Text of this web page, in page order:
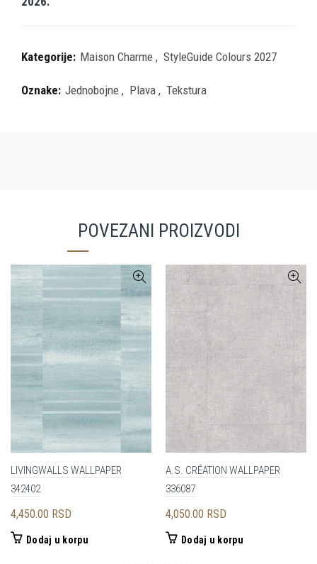
Kategorije: Maison Charme , StyleGuide Colours 2027
Oznake: Jednobojne , Plava , Tekstura
POVEZANI PROIZVODI
LIVINGWALLS WALLPAPER
342402
4,450.00 RSD
Dodaj u korpu
A.S. CRÉATION WALLPAPER
336087
4,050.00 RSD
Dodaj u korpu